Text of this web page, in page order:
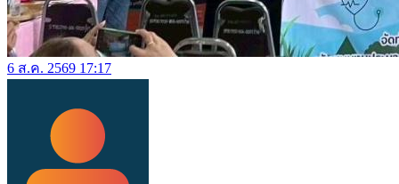
6 ส.ค. 2569 17:17